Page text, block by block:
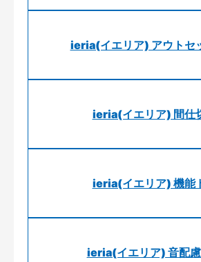
ieria(イエリア) アウトセ
ieria(イエリア) 間仕
ieria(イエリア) 機能
ieria(イエリア) 音配